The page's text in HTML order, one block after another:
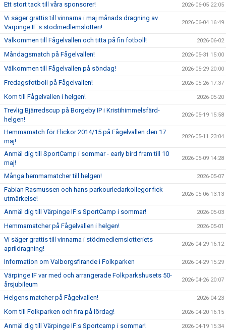
Ett stort tack till våra sponsorer! 2026-06-05 22:05
Vi säger grattis till vinnarna i maj månads dragning av
Värpinge IF:s stödmedlemslotteri!
2026-06-04 16:49
Välkommen till Fågelvallen och titta på fin fotboll! 2026-06-02
Måndagsmatch på Fågelvallen! 2026-05-31 15:00
Välkommen till Fågelvallen på söndag! 2026-05-29 20:00
Fredagsfotboll på Fågelvallen! 2026-05-26 17:37
Kom till Fågelvallen i helgen! 2026-05-20
Trevlig Bjärredscup på Borgeby IP i Kristihimmelsfärd-
helgen!
2026-05-19 15:58
Hemmamatch för Flickor 2014/15 på Fågelvallen den 17
maj!
2026-05-11 23:04
Anmäl dig till SportCamp i sommar - early bird fram till 10
maj!
2026-05-09 14:28
Många hemmamatcher till helgen! 2026-05-07
Fabian Rasmussen och hans parkourledarkollegor fick
utmärkelse!
2026-05-06 13:13
Anmäl dig till Värpinge IF:s SportCamp i sommar! 2026-05-03
Hemmamatcher på Fågelvallen i helgen! 2026-05-01
Vi säger grattis till vinnarna i stödmedlemslotteriets
aprildragning!
2026-04-29 16:12
Information om Valborgsfirande i Folkparken 2026-04-29 15:29
Värpinge IF var med och arrangerade Folkparkshusets 50-
årsjubileum
2026-04-26 20:07
Helgens matcher på Fågelvallen! 2026-04-23
Kom till Folkparken och fira på lördag! 2026-04-20 16:15
Anmäl dig till Värpinge IF:s Sportcamp i sommar! 2026-04-19 15:34